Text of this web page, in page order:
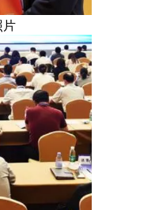
片